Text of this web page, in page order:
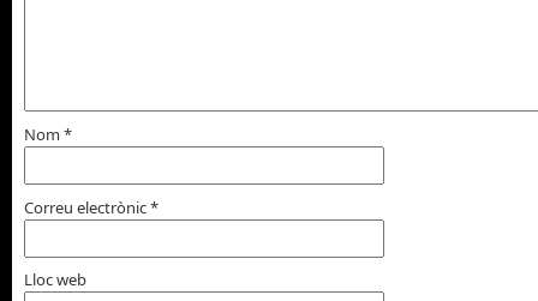
Nom *
Correu electrònic*
Lloc web